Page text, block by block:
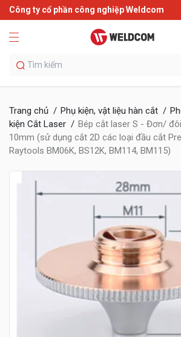
Công ty cổ phần công nghiệp Weldcom
Trang chủ Phụ kiện, vật liệu hàn cắt
kiện Cắt Laser
Bép cắt laser S - Đơn/
10mm (sử dụng cắt 2D các loại đầu cắt
Raytools BM06K, BS12K, BM114, BM115)